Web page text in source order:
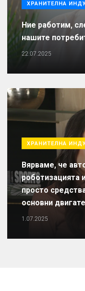
ХРАНИТЕЛНА
Ние работим,
нашите
22.07.2025
ХРАНИТЕЛНА
Вярваме, че
роботизацията
просто
основни
1.07.2025